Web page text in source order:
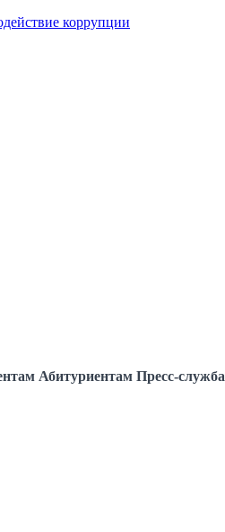
коррупции
Абитуриентам Пресс-служба